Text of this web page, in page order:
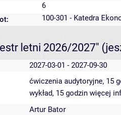
6
100-301 - Katedra
letni 2026/2027"
2027-03-01 - 2027-09-30
ćwiczenia audytoryjne, 15
wykład, 15 godzin więcej
Artur Bator